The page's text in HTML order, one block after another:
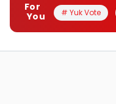
For
You
# Yuk Vote